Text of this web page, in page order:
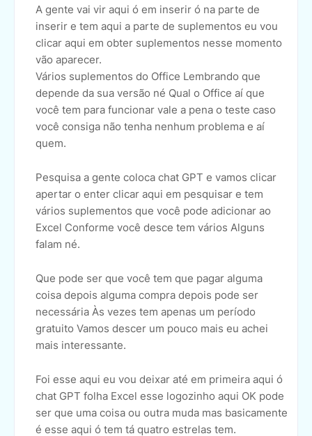
A gente vai vir aqui ó em inserir ó na parte de
inserir e tem aqui a parte de suplementos eu vou
clicar aqui em obter suplementos nesse momento
vão aparecer.
Vários suplementos do Office Lembrando que
depende da sua versão né Qual o Office aí que
você tem para funcionar vale a pena o teste caso
você consiga não tenha nenhum problema e aí
quem.
Pesquisa a gente coloca chat GPT e vamos clicar
apertar o enter clicar aqui em pesquisar e tem
vários suplementos que você pode adicionar ao
Excel Conforme você desce tem vários Alguns
falam né.
Que pode ser que você tem que pagar alguma
coisa depois alguma compra depois pode ser
necessária Às vezes tem apenas um período
gratuito Vamos descer um pouco mais eu achei
mais interessante.
Foi esse aqui eu vou deixar até em primeira aqui ó
chat GPT folha Excel esse logozinho aqui OK pode
ser que uma coisa ou outra muda mas basicamente
é esse aqui ó tem tá quatro estrelas tem.